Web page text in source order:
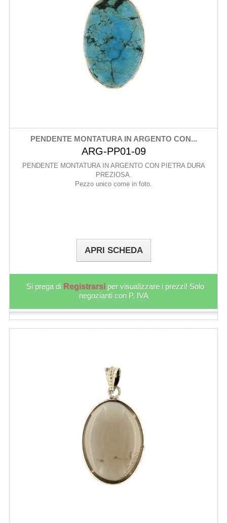
PENDENTE MONTATURA IN ARGENTO CON...
ARG-PP01-09
PENDENTE MONTATURA IN ARGENTO CON PIETRA DURA
PREZIOSA.
Pezzo unico come in foto.
APRI SCHEDA
Si prega di Registrarsi per visualizzare i prezzi! Solo
negozianti con P. IVA